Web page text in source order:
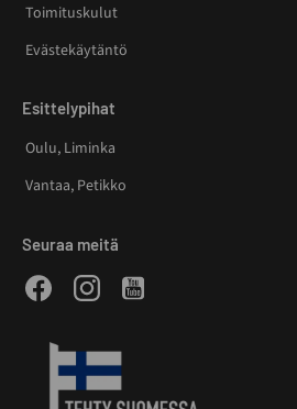
Toimituskulut
Evästekäytäntö
Esittelypihat
Oulu, Liminka
Vantaa, Petikko
Seuraa meitä
FacebookInstagramYoutube